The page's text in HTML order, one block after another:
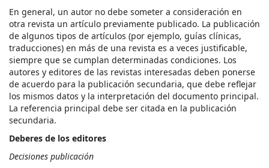
En general, un autor no debe someter a consideración en
otra revista un artículo previamente publicado. La publicación
de algunos tipos de artículos (por ejemplo, guías clínicas,
traducciones) en más de una revista es a veces justificable,
siempre que se cumplan determinadas condiciones. Los
autores y editores de las revistas interesadas deben ponerse
de acuerdo para la publicación secundaria, que debe reflejar
los mismos datos y la interpretación del documento principal.
La referencia principal debe ser citada en la publicación
secundaria.
Deberes de los editores
Decisiones publicación